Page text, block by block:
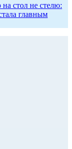
стол не стелю:
главным